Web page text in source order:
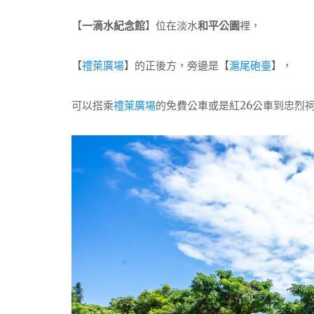
【一滴水紀念館】位在淡水和平公園裡，
【禮萊廣場】的正後方，旁邊是【滬尾砲臺】，
可以搭乘禮萊廣場的免費公車或是紅26公車到忠烈